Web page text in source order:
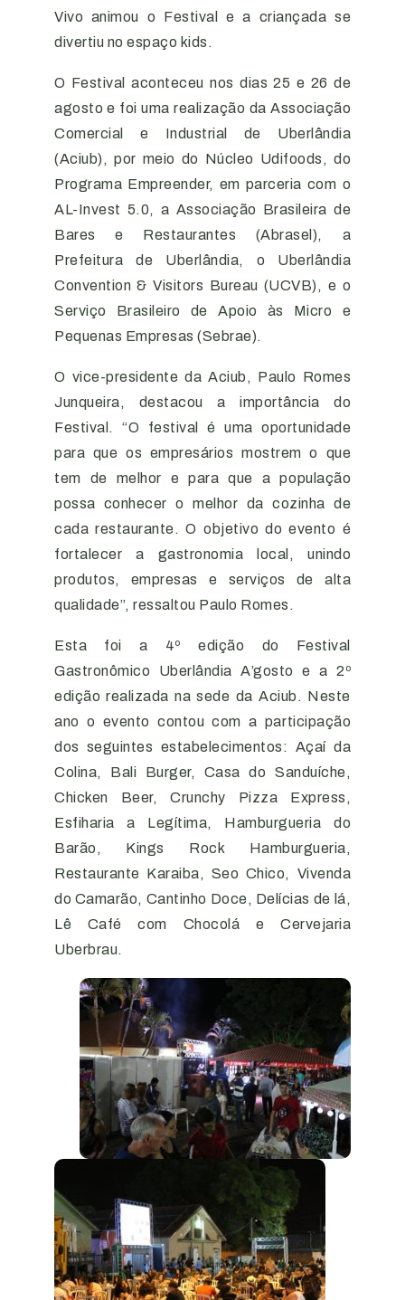
Vivo animou o Festival e a criançada se
divertiu no espaço kids.
O Festival aconteceu nos dias 25 e 26 de
agosto e foi uma realização da Associação
Comercial e Industrial de Uberlândia
(Aciub), por meio do Núcleo Udifoods, do
Programa Empreender, em parceria com o
AL-Invest 5.0, a Associação Brasileira de
Bares e Restaurantes (Abrasel), a
Prefeitura de Uberlândia, o Uberlândia
Convention & Visitors Bureau (UCVB), e o
Serviço Brasileiro de Apoio às Micro e
Pequenas Empresas (Sebrae).
O vice-presidente da Aciub, Paulo Romes
Junqueira, destacou a importância do
Festival. “O festival é uma oportunidade
para que os empresários mostrem o que
tem de melhor e para que a população
possa conhecer o melhor da cozinha de
cada restaurante. O objetivo do evento é
fortalecer a gastronomia local, unindo
produtos, empresas e serviços de alta
qualidade”, ressaltou Paulo Romes.
Esta foi a 4º edição do Festival
Gastronômico Uberlândia A’gosto e a 2º
edição realizada na sede da Aciub. Neste
ano o evento contou com a participação
dos seguintes estabelecimentos: Açaí da
Colina, Bali Burger, Casa do Sanduíche,
Chicken Beer, Crunchy Pizza Express,
Esfiharia a Legítima, Hamburgueria do
Barão, Kings Rock Hamburgueria,
Restaurante Karaiba, Seo Chico, Vivenda
do Camarão, Cantinho Doce, Delícias de lá,
Lê Café com Chocolá e Cervejaria
Uberbrau.